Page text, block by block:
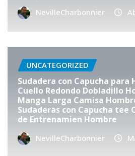
NevilleCharbonnier
UNCATEGORIZED
Sudadera con Capucha para
Cuello Redondo Dobladillo
Manga Larga Camisa
Sudaderas con Capucha tee
de Entrenamien Hombre
NevilleCharbonnier